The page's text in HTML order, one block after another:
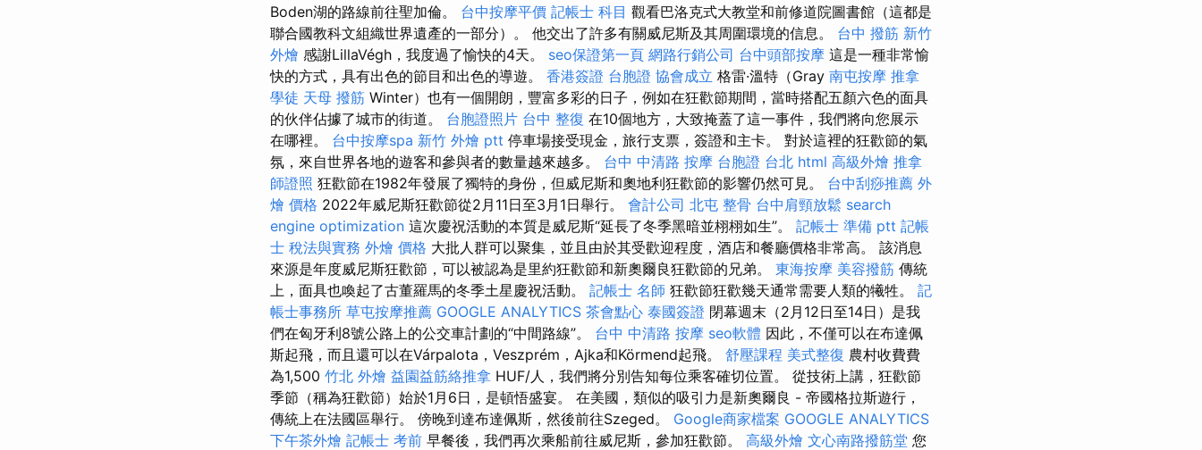
Boden湖的路線前往聖加倫。 台中按摩平價 記帳士 科目 觀看巴洛克式大教堂和前修道院圖書館（這都是
聯合國教科文組織世界遺產的一部分）。 他交出了許多有關威尼斯及其周圍環境的信息。 台中 撥筋 新竹
外燴 感謝LillaVégh，我度過了愉快的4天。 seo保證第一頁 網路行銷公司 台中頭部按摩 這是一種非常愉
快的方式，具有出色的節目和出色的導遊。 香港簽證 台胞證 協會成立 格雷·溫特（Gray 南屯按摩 推拿
學徒 天母 撥筋 Winter）也有一個開朗，豐富多彩的日子，例如在狂歡節期間，當時搭配五顏六色的面具
的伙伴佔據了城市的街道。 台胞證照片 台中 整復 在10個地方，大致掩蓋了這一事件，我們將向您展示
在哪裡。 台中按摩spa 新竹 外燴 ptt 停車場接受現金，旅行支票，簽證和主卡。 對於這裡的狂歡節的氣
氛，來自世界各地的遊客和參與者的數量越來越多。 台中 中清路 按摩 台胞證 台北 html 高級外燴 推拿
師證照 狂歡節在1982年發展了獨特的身份，但威尼斯和奧地利狂歡節的影響仍然可見。 台中刮痧推薦 外
燴 價格 2022年威尼斯狂歡節從2月11日至3月1日舉行。 會計公司 北屯 整骨 台中肩頸放鬆 search
engine optimization 這次慶祝活動的本質是威尼斯“延長了冬季黑暗並栩栩如生”。 記帳士 準備 ptt 記帳
士 稅法與實務 外燴 價格 大批人群可以聚集，並且由於其受歡迎程度，酒店和餐廳價格非常高。 該消息
來源是年度威尼斯狂歡節，可以被認為是里約狂歡節和新奧爾良狂歡節的兄弟。 東海按摩 美容撥筋 傳統
上，面具也喚起了古董羅馬的冬季土星慶祝活動。 記帳士 名師 狂歡節狂歡幾天通常需要人類的犧牲。 記
帳士事務所 草屯按摩推薦 GOOGLE ANALYTICS 茶會點心 泰國簽證 閉幕週末（2月12日至14日）是我
們在匈牙利8號公路上的公交車計劃的“中間路線”。 台中 中清路 按摩 seo軟體 因此，不僅可以在布達佩
斯起飛，而且還可以在Várpalota，Veszprém，Ajka和Körmend起飛。 舒壓課程 美式整復 農村收費費
為1,500 竹北 外燴 益園益筋絡推拿 HUF/人，我們將分別告知每位乘客確切位置。 從技術上講，狂歡節
季節（稱為狂歡節）始於1月6日，是頓悟盛宴。 在美國，類似的吸引力是新奧爾良 - 帝國格拉斯遊行，
傳統上在法國區舉行。 傍晚到達布達佩斯，然後前往Szeged。 Google商家檔案 GOOGLE ANALYTICS
下午茶外燴 記帳士 考前 早餐後，我們再次乘船前往威尼斯，參加狂歡節。 高級外燴 文心南路撥筋堂 您